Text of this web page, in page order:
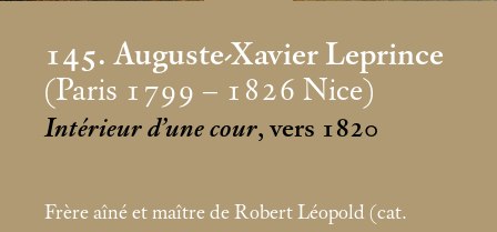
145. Auguste-Xavier Leprince
(Paris 1799 – 1826 Nice)
Intérieur d’une cour, vers 1820
Frère aîné et maître de Robert Léopold (cat.